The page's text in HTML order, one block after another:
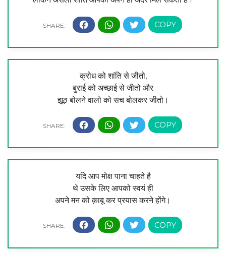
क्रोध को शांति से जीतो,
बुराई को अच्छाई से जीतो और
झूठ बोलने वालो को सच बोलकर जीतो।
यदि आप मोक्ष पाना चाहते है
थे उसके लिए आपको स्वयं ही
अपने मन को क़ाबू कर प्रयास करने होंगे।